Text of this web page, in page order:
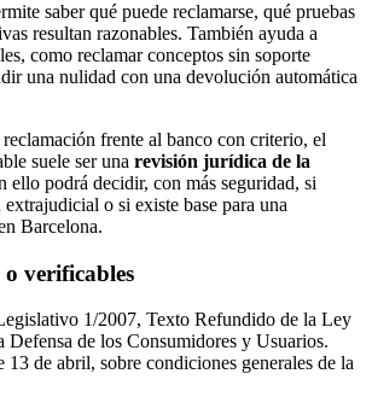
saber qué puede reclamarse, qué pruebas
resultan razonables. También ayuda a
como reclamar conceptos sin soporte
una nulidad con una devolución automática
frente al banco con criterio, el
suele ser una revisión jurídica de la
ello podrá decidir, con más seguridad, si
o si existe base para una
Barcelona.
o verificables
1/2007, Texto Refundido de la Ley
Defensa de los Consumidores y Usuarios.
13 de abril, sobre condiciones generales de la